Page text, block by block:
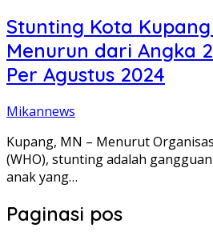
Stunting Kota
Menurun dari Angka
Per Agustus 2024
Mikannews
Kupang, MN – Menurut
(WHO), stunting adalah
anak yang…
Paginasi pos